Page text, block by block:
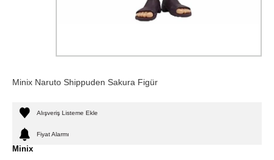
Minix Naruto Shippuden Sakura Figür
Alışveriş Listeme Ekle
Fiyat Alarmı
Minix